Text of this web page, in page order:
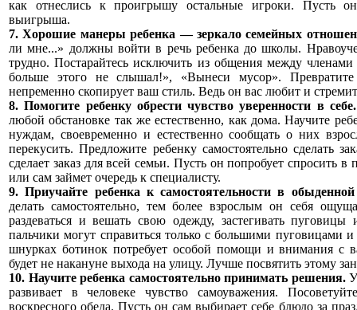
как отнеслись к проигрышу остальные игроки. Пусть
выигрыша.
7. Хорошие манеры ребенка — зеркало семейных
ли мне...» должны войти в речь ребенка до школы.
трудно. Постарайтесь исключить из общения между
больше этого не слышал!», «Вынеси мусор».
непременно скопирует ваш стиль. Ведь он вас любит и
8. Помогите ребенку обрести чувство уверенности в
любой обстановке так же естественно, как дома. Научите
нуждам, своевременно и естественно сообщать о них
перекусить. Предложите ребенку самостоятельно сделать
сделает заказ для всей семьи. Пусть он попробует спросить в
или сам займет очередь к специалисту.
9. Приучайте ребенка к самостоятельности в
делать самостоятельно, тем более взрослым он себя
раздеваться и вешать свою одежду, застегивать
пальчики могут справиться только с большими пуговицами
шнурках ботинок потребует особой помощи и внимания с
будет не накануне выхода на улицу. Лучше посвятить этому
10. Научите ребенка самостоятельно принимать решения.
развивает в человеке чувство самоуважения.
воскресного обеда. Пусть он сам выбирает себе блюдо за